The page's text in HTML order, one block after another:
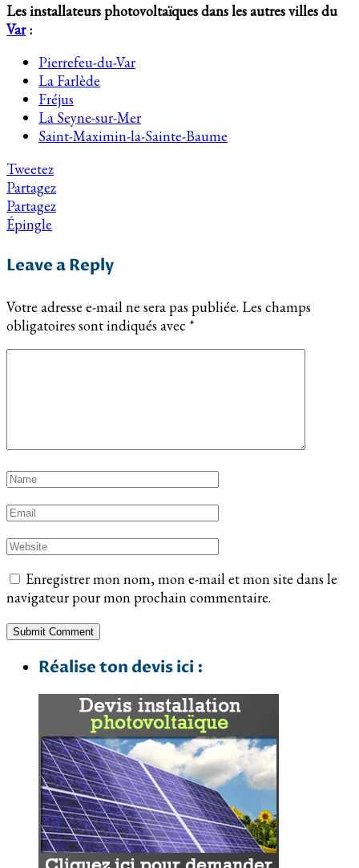
Les installateurs photovoltaïques dans les autres villes du
Var:
Pierrefeu-du-Var
La Farlède
Fréjus
La Seyne-sur-Mer
Saint-Maximin-la-Sainte-Baume
Tweetez
Partagez
Partagez
Épingle
Leave a Reply
Votre adresse e-mail ne sera pas publiée. Les champs
obligatoires sont indiqués avec *
Enregistrer mon nom, mon e-mail et mon site dans le
navigateur pour mon prochain commentaire.
Réalise ton devis ici :